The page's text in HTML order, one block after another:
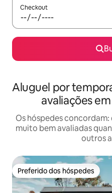
Checkout
Aluguel por
avaliações
Os hóspedes
muito bem avaliadas
outros
Preferido dos hóspedes
Preferido dos hóspedes